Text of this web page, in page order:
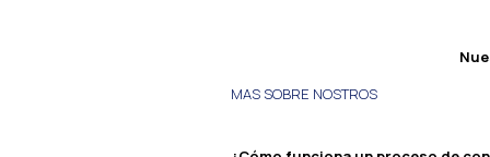
MAS SOBRE NOSTROS